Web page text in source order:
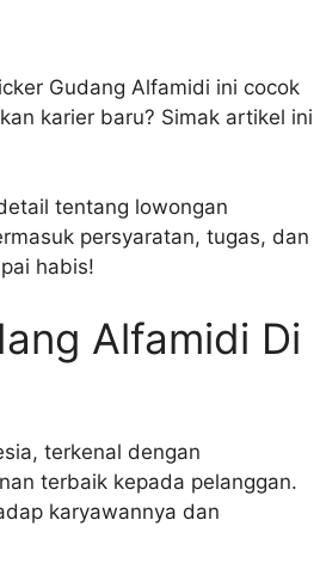
Gudang Alfamidi ini cocok
karier baru? Simak artikel ini
tentang lowongan
persyaratan, tugas, dan
habis!
Alfamidi Di
terkenal dengan
terbaik kepada pelanggan.
karyawannya dan